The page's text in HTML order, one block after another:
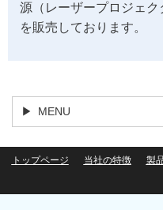
源（レーザープロジェ
を販売しております。
MENU
トップページ 当社の特徴 製